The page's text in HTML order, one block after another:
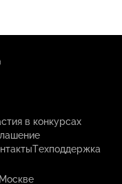
в конкурсах
Техподдержка